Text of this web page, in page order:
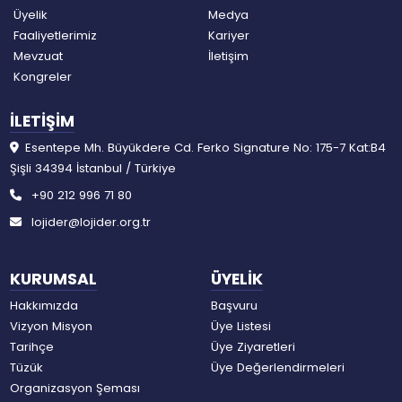
Üyelik
Faaliyetlerimiz
Mevzuat
Kongreler
Medya
Kariyer
İletişim
KURUMSAL
Hakkımızda
Vizyon Misyon
Tarihçe
Tüzük
Organizasyon Şeması
ÜYELİK
Başvuru
Üye Listesi
Üye Ziyaretleri
Üye Değerlendirmeleri
İLETİŞİM
Esentepe Mh. Büyükdere Cd. Ferko Signature No: 175-7 Kat:B4
Şişli 34394 İstanbul / Türkiye
+90 212 996 71 80
lojider@lojider.org.tr